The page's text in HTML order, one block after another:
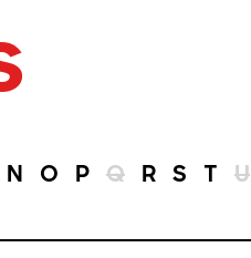
N O P Q R S T U